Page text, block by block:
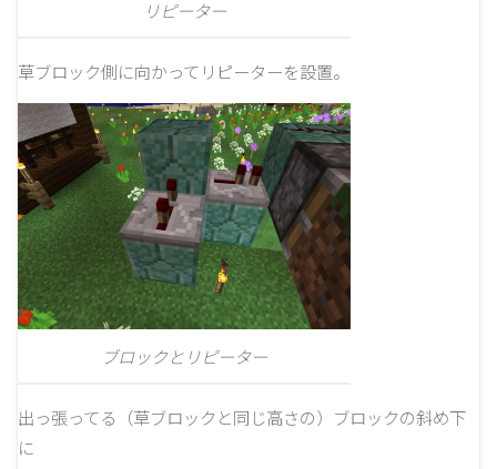
リピーター
草ブロック側に向かってリピーターを設置。
ブロックとリピーター
出っ張ってる（草ブロックと同じ高さの）ブロックの斜め下
に